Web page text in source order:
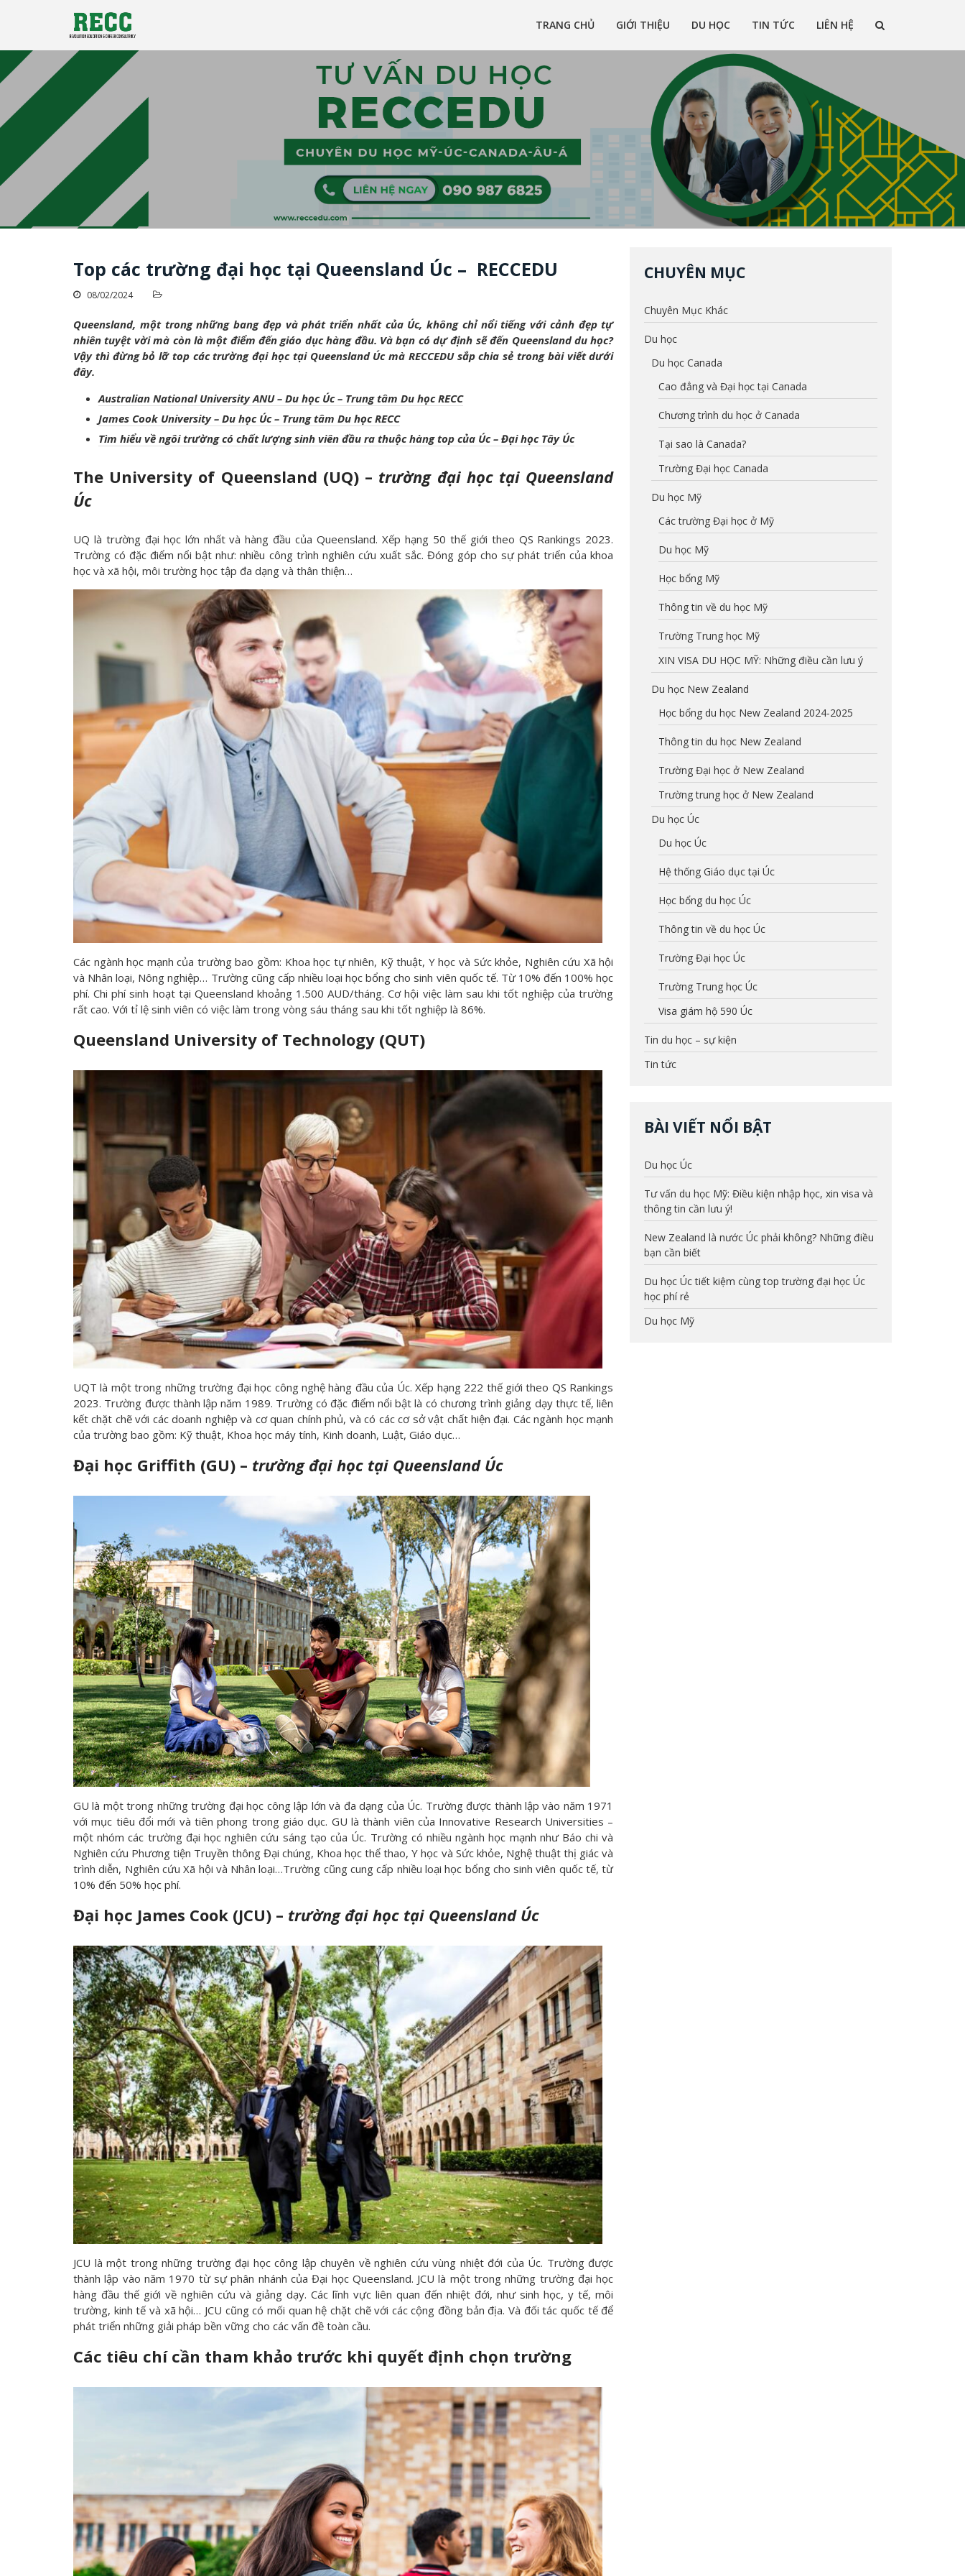
Tư vấn Du Học - Reccedu | Du học Úc, Mỹ, Canada, New Zealand uy tín tại Việt Nam
Công ty tư vấn du học RECC EDUCATION là một công ty tư vấn du học uy tín đã có hơn 10 năm kinh nghiệm trong lĩnh vực du học ở nhiều quốc gia trên thế giới
TRANG CHỦ GIỚI THIỆU DU HỌC TIN TỨC LIÊN HỆ
Top các trường đại học tại Queensland Úc – RECCEDU
08/02/2024
Queensland, một trong những bang đẹp và phát triển nhất của Úc, không chỉ nổi tiếng với cảnh đẹp tự
nhiên tuyệt vời mà còn là một điểm đến giáo dục hàng đầu. Và bạn có dự định sẽ đến Queensland du học?
Vậy thì đừng bỏ lỡ top các trường đại học tại Queensland Úc mà RECCEDU sắp chia sẻ trong bài viết dưới
đây.
Australian National University ANU – Du học Úc – Trung tâm Du học RECC
James Cook University – Du học Úc – Trung tâm Du học RECC
Tìm hiểu về ngôi trường có chất lượng sinh viên đầu ra thuộc hàng top của Úc – Đại học Tây Úc
The University of Queensland (UQ) – trường đại học tại Queensland
Úc
UQ là trường đại học lớn nhất và hàng đầu của Queensland. Xếp hạng 50 thế giới theo QS Rankings 2023.
Trường có đặc điểm nổi bật như: nhiều công trình nghiên cứu xuất sắc. Đóng góp cho sự phát triển của khoa
học và xã hội, môi trường học tập đa dạng và thân thiện…
Các ngành học mạnh của trường bao gồm: Khoa học tự nhiên, Kỹ thuật, Y học và Sức khỏe, Nghiên cứu Xã hội
và Nhân loại, Nông nghiệp… Trường cũng cấp nhiều loại học bổng cho sinh viên quốc tế. Từ 10% đến 100% học
phí. Chi phí sinh hoạt tại Queensland khoảng 1.500 AUD/tháng. Cơ hội việc làm sau khi tốt nghiệp của trường
rất cao. Với tỉ lệ sinh viên có việc làm trong vòng sáu tháng sau khi tốt nghiệp là 86%.
Queensland University of Technology (QUT)
UQT là một trong những trường đại học công nghệ hàng đầu của Úc. Xếp hạng 222 thế giới theo QS Rankings
2023. Trường được thành lập năm 1989. Trường có đặc điểm nổi bật là có chương trình giảng dạy thực tế, liên
kết chặt chẽ với các doanh nghiệp và cơ quan chính phủ, và có các cơ sở vật chất hiện đại. Các ngành học mạnh
của trường bao gồm: Kỹ thuật, Khoa học máy tính, Kinh doanh, Luật, Giáo dục…
Đại học Griffith (GU) – trường đại học tại Queensland Úc
GU là một trong những trường đại học công lập lớn và đa dạng của Úc. Trường được thành lập vào năm 1971
với mục tiêu đổi mới và tiên phong trong giáo dục. GU là thành viên của Innovative Research Universities –
một nhóm các trường đại học nghiên cứu sáng tạo của Úc. Trường có nhiều ngành học mạnh như Báo chi và
Nghiên cứu Phương tiện Truyền thông Đại chúng, Khoa học thể thao, Y học và Sức khỏe, Nghệ thuật thị giác và
trình diễn, Nghiên cứu Xã hội và Nhân loại…Trường cũng cung cấp nhiều loại học bổng cho sinh viên quốc tế, từ
10% đến 50% học phí.
Đại học James Cook (JCU) – trường đại học tại Queensland Úc
JCU là một trong những trường đại học công lập chuyên về nghiên cứu vùng nhiệt đới của Úc. Trường được
thành lập vào năm 1970 từ sự phân nhánh của Đại học Queensland. JCU là một trong những trường đại học
hàng đầu thế giới về nghiên cứu và giảng dạy. Các lĩnh vực liên quan đến nhiệt đới, như sinh học, y tế, môi
trường, kinh tế và xã hội… JCU cũng có mối quan hệ chặt chẽ với các cộng đồng bản địa. Và đối tác quốc tế để
phát triển những giải pháp bền vững cho các vấn đề toàn cầu.
Các tiêu chí cần tham khảo trước khi quyết định chọn trường
CHUYÊN MỤC
Chuyên Mục Khác
Du học
Du học Canada
Cao đẳng và Đại học tại Canada
Chương trình du học ở Canada
Tại sao là Canada?
Trường Đại học Canada
Du học Mỹ
Các trường Đại học ở Mỹ
Du học Mỹ
Học bổng Mỹ
Thông tin về du học Mỹ
Trường Trung học Mỹ
XIN VISA DU HỌC MỸ: Những điều cần lưu ý
Du học New Zealand
Học bổng du học New Zealand 2024-2025
Thông tin du học New Zealand
Trường Đại học ở New Zealand
Trường trung học ở New Zealand
Du học Úc
Du học Úc
Hệ thống Giáo dục tại Úc
Học bổng du học Úc
Thông tin về du học Úc
Trường Đại học Úc
Trường Trung học Úc
Visa giám hộ 590 Úc
Tin du học – sự kiện
Tin tức
BÀI VIẾT NỔI BẬT
Du học Úc
Tư vấn du học Mỹ: Điều kiện nhập học, xin visa và
thông tin cần lưu ý!
New Zealand là nước Úc phải không? Những điều
bạn cần biết
Du học Úc tiết kiệm cùng top trường đại học Úc
học phí rẻ
Du học Mỹ